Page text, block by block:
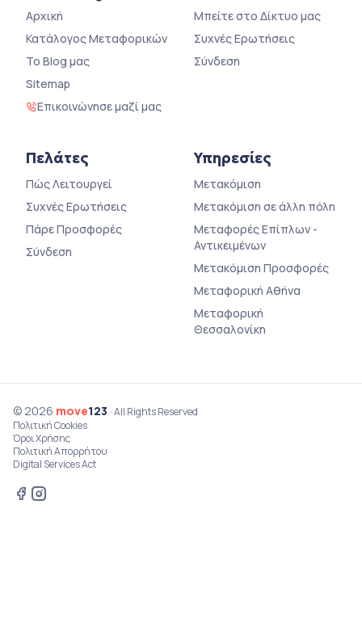
Αρχική
Κατάλογος Μεταφορικών
Το Blog μας
Sitemap
Επικοινώνησε μαζί μας
Μπείτε στο Δίκτυο μας
Συχνές Ερωτήσεις
Σύνδεση
Πελάτες
Πώς Λειτουργεί
Συχνές Ερωτήσεις
Πάρε Προσφορές
Σύνδεση
Υπηρεσίες
Μετακόμιση
Μετακόμιση σε άλλη πόλη
Μεταφορές Επίπλων -
Αντικειμένων
Μετακόμιση Προσφορές
Μεταφορική Αθήνα
Μεταφορική
Θεσσαλονίκη
© 2026 move123 · All Rights Reserved
Πολιτική Cookies
Όροι Χρήσης
Πολιτική Απορρήτου
Digital Services Act